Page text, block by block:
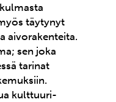
täytynyt
aivorakenteita.
sen joka
tarinat
kulttuuri-